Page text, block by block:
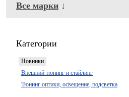
Все марки ↓
Категории
Новинки
Внешний тюнинг и стайлинг
Тюнинг оптики, освещение, подсветка